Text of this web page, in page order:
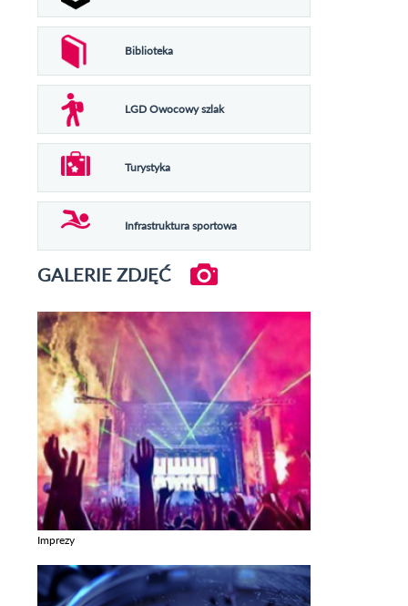
Biblioteka
LGD Owocowy szlak
Turystyka
Infrastruktura sportowa
GALERIE ZDJĘĆ
Imprezy